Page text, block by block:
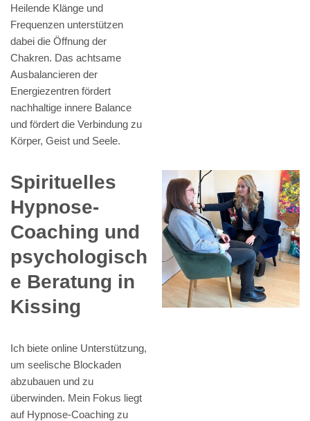
Heilende Klänge und
Frequenzen unterstützen
dabei die Öffnung der
Chakren. Das achtsame
Ausbalancieren der
Energiezentren fördert
nachhaltige innere Balance
und fördert die Verbindung zu
Körper, Geist und Seele.
Spirituelles
Hypnose-
Coaching und
psychologisch
e Beratung in
Kissing
Ich biete online Unterstützung,
um seelische Blockaden
abzubauen und zu
überwinden. Mein Fokus liegt
auf Hypnose-Coaching zu